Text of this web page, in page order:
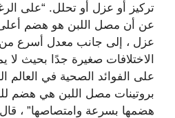
تركيز أو عزل أو تحلل. “على
عن أن مصل اللبن هو هضم أعلى
عزل ، إلى جانب معدل أسرع
الاختلافات صغيرة جدًا بحيث لا
على الفوائد الصحية في
هضمها بسرعة وامتصاصها” ،